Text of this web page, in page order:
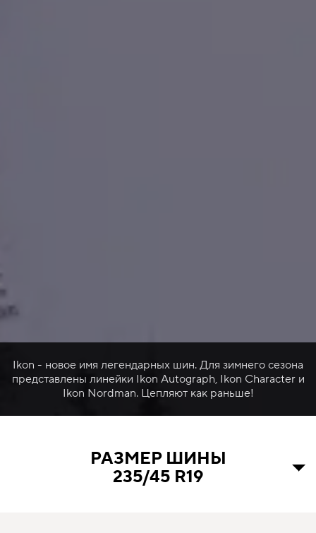
Ikon - новое имя легендарных шин. Для зимнего сезона
представлены линейки Ikon Autograph, Ikon Character и
Ikon Nordman. Цепляют как раньше!
РАЗМЕР ШИНЫ
235/45 R19